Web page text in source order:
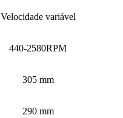
Velocidade variável
440-2580RPM
305 mm
290 mm